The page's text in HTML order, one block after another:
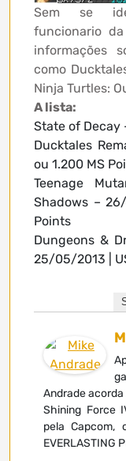
Sem se
funcionario
informações
como
Ninja Turtles:
A lista:
State of Decay
Ducktales
ou 1.200 MS
Teenage
Shadows –
Points
Dungeons &
25/05/2013 |
Andrade
Shining Force
pela Capcom,
EVERLASTING